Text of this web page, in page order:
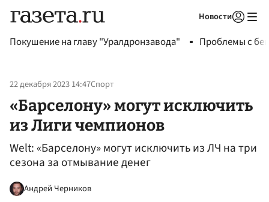
Новости
Покушение на главу "Уралдронзавода" Проблемы с
22 декабря 2023 14:47Спорт
«Барселону» могут исключить
из Лиги чемпионов
Welt: «Барселону» могут исключить из ЛЧ на три
сезона за отмывание денег
Андрей Черников